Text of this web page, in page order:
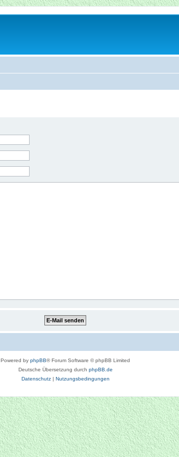
Powered by phpBB® Forum Software © phpBB Limited
Deutsche Übersetzung durch phpBB.de
Datenschutz| Nutzungsbedingungen